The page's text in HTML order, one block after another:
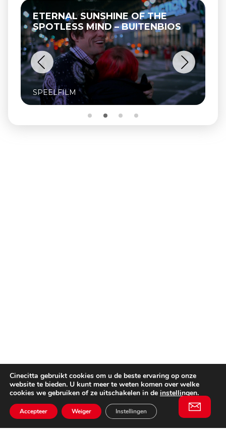
ETERNAL SUNSHINE OF THE
SPOTLESS MIND – BUITENBIOS
SPEELFILM
Cinecitta gebruikt cookies om u de beste ervaring op onze
website te bieden. U kunt meer te weten komen over welke
cookies we gebruiken of ze uitschakelen in de instellingen.
Accepteer Weiger Instellingen